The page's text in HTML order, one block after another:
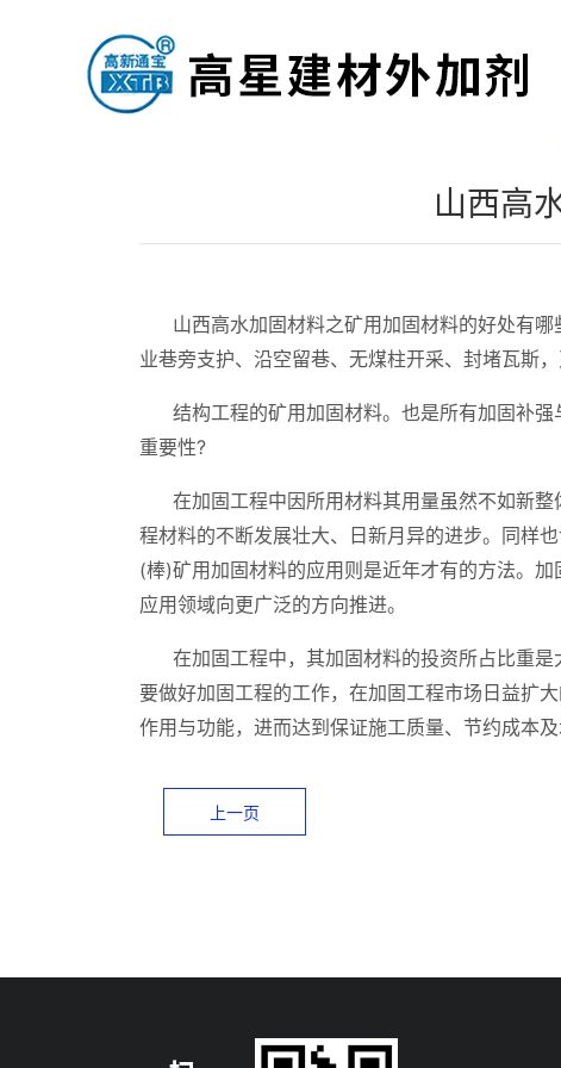
山西高
山西高水加固材料之矿用加固材料的好处有
业巷旁支护、沿空留巷、无煤柱开采、封堵瓦斯
结构工程的矿用加固材料。也是所有加固补
重要性?
在加固工程中因所用材料其用量虽然不如新
程材料的不断发展壮大、日新月异的进步。同样
(棒)矿用加固材料的应用则是近年才有的方法。
应用领域向更广泛的方向推进。
在加固工程中，其加固材料的投资所占比重
要做好加固工程的工作，在加固工程市场日益扩
作用与功能，进而达到保证施工质量、节约成本及
上一页